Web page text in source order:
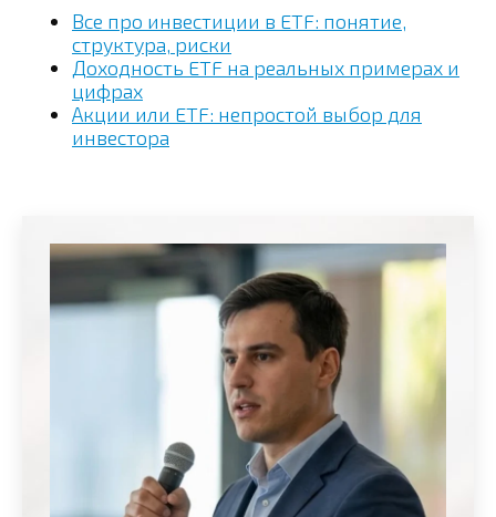
Все про инвестиции в ETF: понятие,
структура, риски
Доходность ETF на реальных примерах и
цифрах
Акции или ETF: непростой выбор для
инвестора